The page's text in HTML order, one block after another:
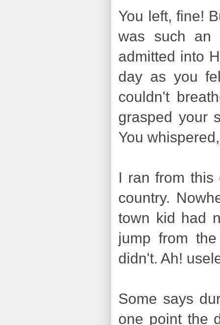
You left, fine!
was such an
admitted into
day as you
couldn't
grasped your
You
I ran from this
country.
town kid had
jump from
didn't. Ah!
Some says
one point the